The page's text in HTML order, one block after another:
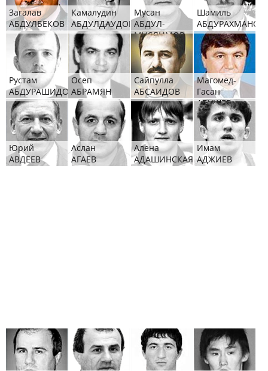
Загалав
АБДУЛБЕКОВ
Камалудин
АБДУЛДАУДОВ
Мусан
АБДУЛ-
МУСЛИМОВ
Шамиль
АБДУРАХМАНОВ
Рустам
АБДУРАШИДОВ
Осеп
АБРАМЯН
Сайпулла
АБСАИДОВ
Магомед-
Гасан
АБУШЕВ
Юрий
АВДЕЕВ
Аслан
АГАЕВ
Алена
АДАШИНСКАЯ
Имам
АДЖИЕВ